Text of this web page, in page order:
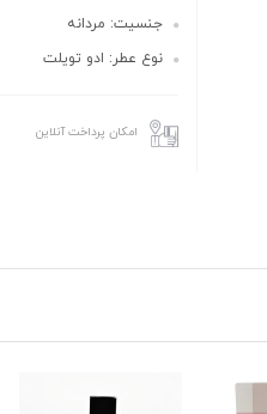
جنسیت: مردانه
نوع عطر: ادو تویلت
امکان پرداخت آنلاین